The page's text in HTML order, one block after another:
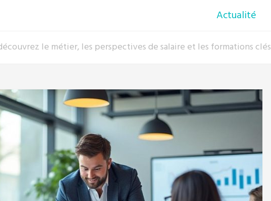
Actualité
le métier, les perspectives de salaire et les formations clés